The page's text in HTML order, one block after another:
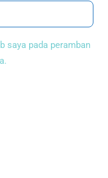
saya pada peramban